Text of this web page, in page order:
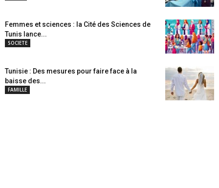
Femmes et sciences : la Cité des Sciences de
Tunis lance...
SOCIETE
Tunisie : Des mesures pour faire face à la
baisse des...
FAMILLE